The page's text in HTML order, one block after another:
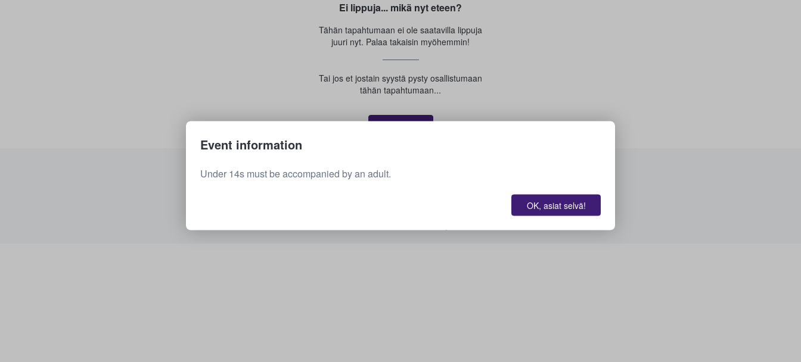
Ei lippuja... mikä nyt eteen?
Tähän tapahtumaan ei ole saatavilla lippuja
juuri nyt. Palaa takaisin myöhemmin!
Tai jos et jostain syystä pysty osallistumaan
tähän tapahtumaan...
Näytä kaikki tulevat tapahtumat
Event information
Under 14s must be accompanied by an adult.
OK, asiat selvä!